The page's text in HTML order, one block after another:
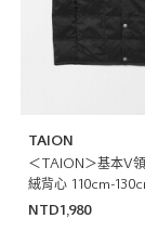
TAION
＜TAION＞基本V
絨背心 110cm-
NTD1,980